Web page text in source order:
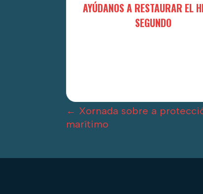
AYÚDANOS A RESTAURAR EL
SEGUNDO
← Xornada sobre a
marítimo